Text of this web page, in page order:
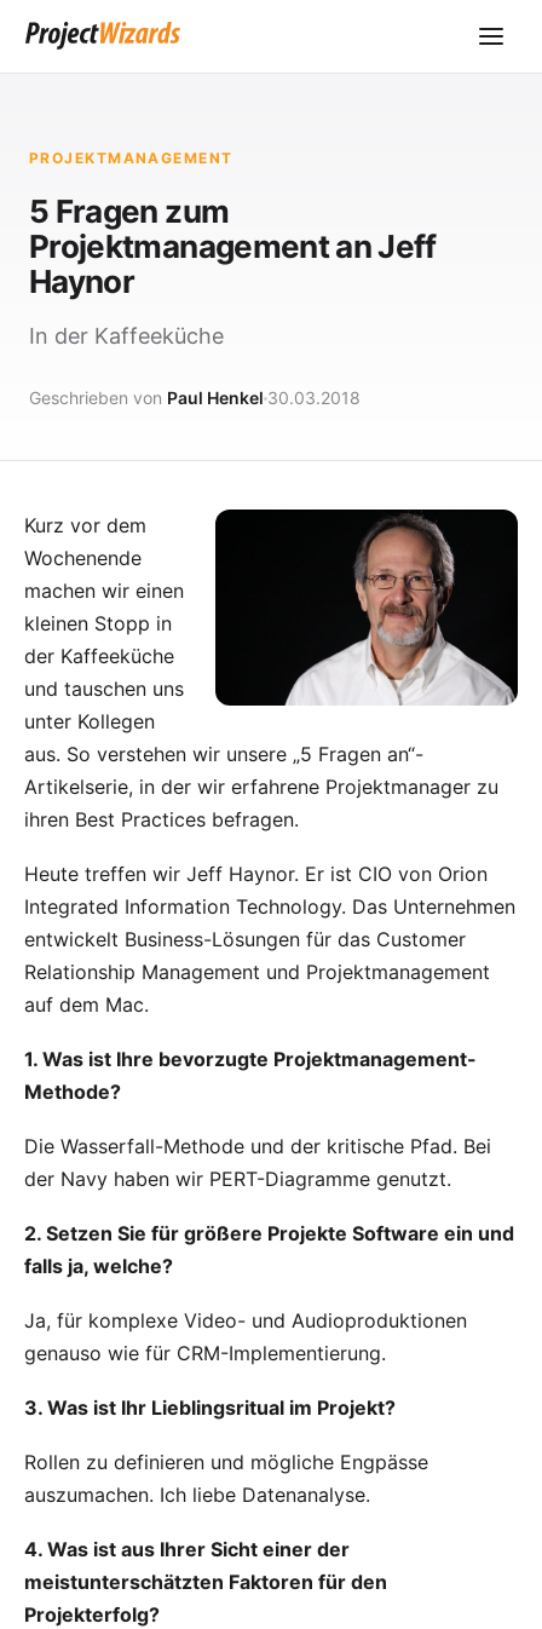
PROJEKTMANAGEMENT
5 Fragen zum
Projektmanagement an Jeff
Haynor
In der Kaffeeküche
Geschrieben von Paul Henkel 30.03.2018
Kurz vor dem
Wochenende
machen wir einen
kleinen Stopp in
der Kaffeeküche
und tauschen uns
unter Kollegen
aus. So verstehen wir unsere „5 Fragen an“-
Artikelserie, in der wir erfahrene Projektmanager zu
ihren Best Practices befragen.
Heute treffen wir Jeff Haynor. Er ist CIO von Orion
Integrated Information Technology. Das Unternehmen
entwickelt Business-Lösungen für das Customer
Relationship Management und Projektmanagement
auf dem Mac.
1. Was ist Ihre bevorzugte Projektmanagement-
Methode?
Die Wasserfall-Methode und der kritische Pfad. Bei
der Navy haben wir PERT-Diagramme genutzt.
2. Setzen Sie für größere Projekte Software ein und
falls ja, welche?
Ja, für komplexe Video- und Audioproduktionen
genauso wie für CRM-Implementierung.
3. Was ist Ihr Lieblingsritual im Projekt?
Rollen zu definieren und mögliche Engpässe
auszumachen. Ich liebe Datenanalyse.
4. Was ist aus Ihrer Sicht einer der
meistunterschätzten Faktoren für den
Projekterfolg?